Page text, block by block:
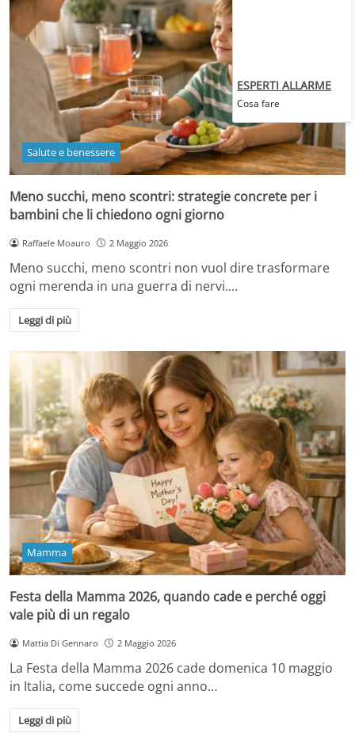
Salute e benessere
Meno succhi, meno scontri: strategie concrete per i
bambini che li chiedono ogni giorno
Raffaele Moauro 2 Maggio 2026
Meno succhi, meno scontri non vuol dire trasformare
ogni merenda in una guerra di nervi.…
Leggi di più
Mamma
Festa della Mamma 2026, quando cade e perché oggi
vale più di un regalo
Mattia Di Gennaro 2 Maggio 2026
La Festa della Mamma 2026 cade domenica 10 maggio
in Italia, come succede ogni anno…
Leggi di più
ESPERTI ALLARME
Cosa fare